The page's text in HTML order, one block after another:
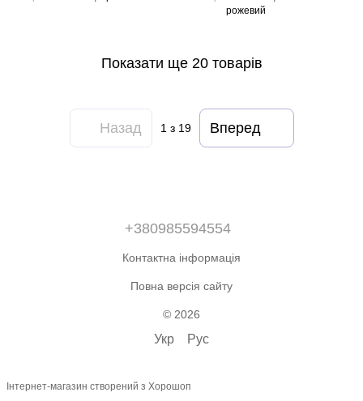
рожевий
Показати ще 20 товарів
Назад 1 з 19 Вперед
+380985594554
Контактна інформація
Повна версія сайту
© 2026
Укр Рус
Інтернет-магазин створений з Хорошоп